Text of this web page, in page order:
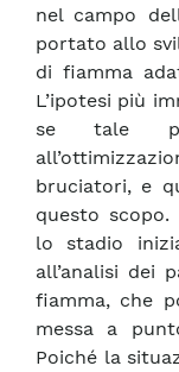
nel campo
portato allo
di fiamma
L’ipotesi più
se tale
bruciatori, e
questo scopo.
lo stadio
all’analisi dei
fiamma, che
messa a
Poiché la